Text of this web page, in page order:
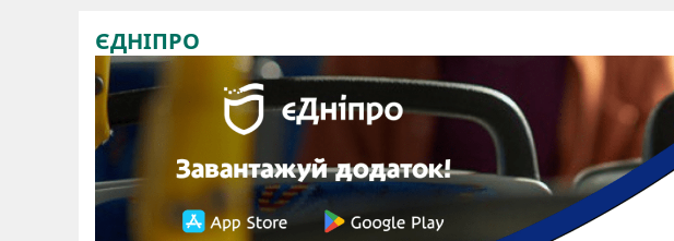
ЄДНІПРО